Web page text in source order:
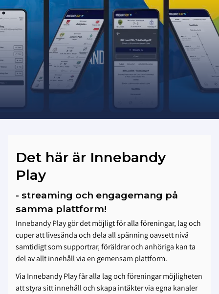
Bilder och videoklipp från matcherna
som spelades fram till säsongen 2025/26
har vi dessvärre ingen möjlighet att
importera in på vår plattform.
Det här är Innebandy
Play
- streaming och engagemang på
samma plattform!
Innebandy Play gör det möjligt för alla föreningar, lag och
cuper att livesända och dela all spänning oavsett nivå
samtidigt som supportrar, föräldrar och anhöriga kan ta
del av allt innehåll via en gemensam plattform.
Via Innebandy Play får alla lag och föreningar möjligheten
att styra sitt innehåll och skapa intäkter via egna kanaler